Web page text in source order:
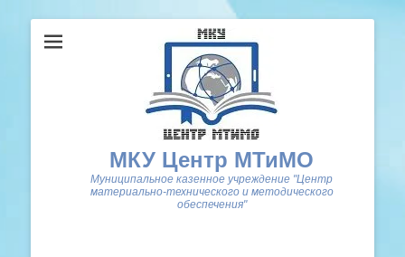
МКУ Центр МТиМО
Муниципальное казенное учреждение "Центр
материально-технического и методического
обеспечения"